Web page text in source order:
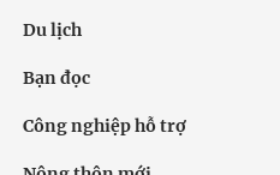
Du lịch
Bạn đọc
Công nghiệp hỗ trợ